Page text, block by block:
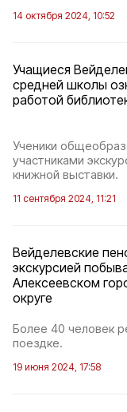
14 октября 2024, 10:52
Учащиеся
средней школы
работой
Ученики
участниками
книжной выставки.
11 сентября 2024, 11:21
Вейделевские
экскурсией
Алексеевском
округе
Более 40 человек
поездке.
19 июня 2024, 17:58